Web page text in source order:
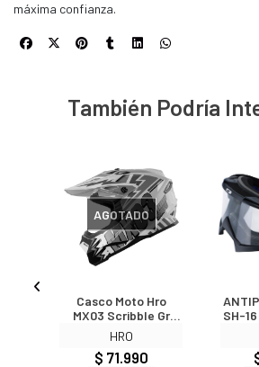
máxima confianza.
También Podría
AGOTADO
Casco Moto Hro
MX03 Scribble Gr
Enduro Motocross
Offroad
HRO
$ 71.990
SH-16
AZ